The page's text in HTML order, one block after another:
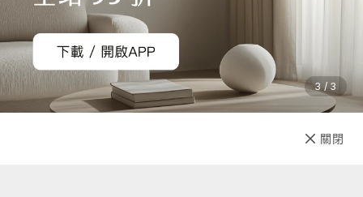
直接購買
3 / 3
關閉